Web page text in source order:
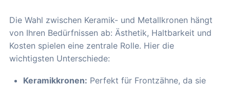
Die Wahl zwischen Keramik- und Metallkronen hängt
von Ihren Bedürfnissen ab: Ästhetik, Haltbarkeit und
Kosten spielen eine zentrale Rolle. Hier die
wichtigsten Unterschiede:
Keramikkronen: Perfekt für Frontzähne, da sie